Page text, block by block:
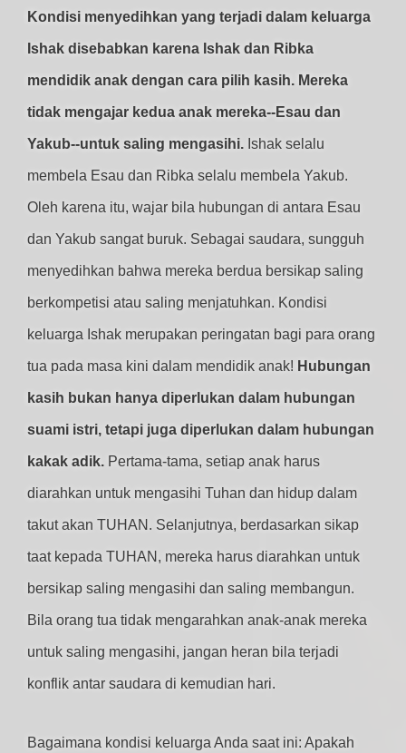
Kondisi menyedihkan yang terjadi dalam keluarga
Ishak disebabkan karena Ishak dan Ribka
mendidik anak dengan cara pilih kasih. Mereka
tidak mengajar kedua anak mereka--Esau dan
Yakub--untuk saling mengasihi. Ishak selalu
membela Esau dan Ribka selalu membela Yakub.
Oleh karena itu, wajar bila hubungan di antara Esau
dan Yakub sangat buruk. Sebagai saudara, sungguh
menyedihkan bahwa mereka berdua bersikap saling
berkompetisi atau saling menjatuhkan. Kondisi
keluarga Ishak merupakan peringatan bagi para orang
tua pada masa kini dalam mendidik anak! Hubungan
kasih bukan hanya diperlukan dalam hubungan
suami istri, tetapi juga diperlukan dalam hubungan
kakak adik. Pertama-tama, setiap anak harus
diarahkan untuk mengasihi Tuhan dan hidup dalam
takut akan TUHAN. Selanjutnya, berdasarkan sikap
taat kepada TUHAN, mereka harus diarahkan untuk
bersikap saling mengasihi dan saling membangun.
Bila orang tua tidak mengarahkan anak-anak mereka
untuk saling mengasihi, jangan heran bila terjadi
konflik antar saudara di kemudian hari.
Bagaimana kondisi keluarga Anda saat ini: Apakah